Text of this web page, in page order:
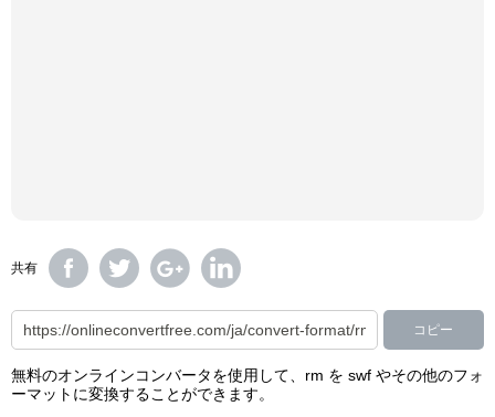
共有
コピー
無料のオンラインコンバータを使用して、rm を swf やその他のフォ
ーマットに変換することができます。